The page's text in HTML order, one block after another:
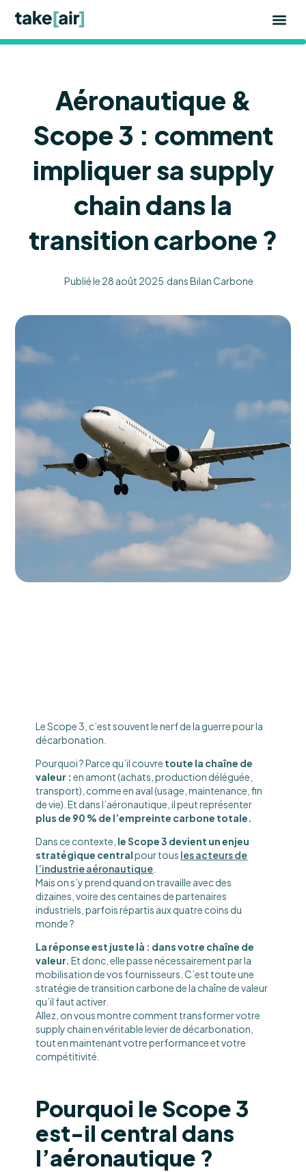
Aéronautique &
Scope 3 : comment
impliquer sa supply
chain dans la
transition carbone ?
Publié le 28 août 2025 dansBilan Carbone
Le Scope 3, c’est souvent le nerf de la guerre pour la
décarbonation.
Pourquoi ? Parce qu’il couvre toute la chaîne de
valeur : en amont (achats, production déléguée,
transport), comme en aval (usage, maintenance, fin
de vie). Et dans l’aéronautique, il peut représenter
plus de 90 % de l’empreinte carbone totale.
Dans ce contexte, le Scope 3 devient un enjeu
stratégique centralpour tous les acteurs de
l’industrie aéronautique
Mais on s’y prend quand on travaille avec des
dizaines, voire des centaines de partenaires
industriels, parfois répartis aux quatre coins du
monde ?
La réponse est juste là : dans votre chaîne de
valeur. Et donc, elle passe nécessairement par la
mobilisation de vos fournisseurs. C’est toute une
stratégie de transition carbone de la chaîne de valeur
qu’il faut activer.
Allez, on vous montre comment transformer votre
supply chain en véritable levier de décarbonation,
tout en maintenant votre performance et votre
compétitivité.
Pourquoi le Scope 3
est-il central dans
l’aéronautique ?